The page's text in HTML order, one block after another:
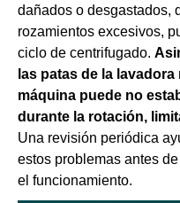
dañados o desgastados,
rozamientos excesivos,
ciclo de centrifugado.
las patas de la
máquina puede no
durante la rotación,
Una revisión periódica
estos problemas antes
el funcionamiento.